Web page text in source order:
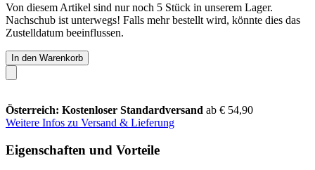
Von diesem Artikel sind nur noch 5 Stück in unserem Lager.
Nachschub ist unterwegs! Falls mehr bestellt wird, könnte dies das
Zustelldatum beeinflussen.
In den Warenkorb
Österreich: Kostenloser Standardversand ab € 54,90
Weitere Infos zu Versand & Lieferung
Eigenschaften und Vorteile